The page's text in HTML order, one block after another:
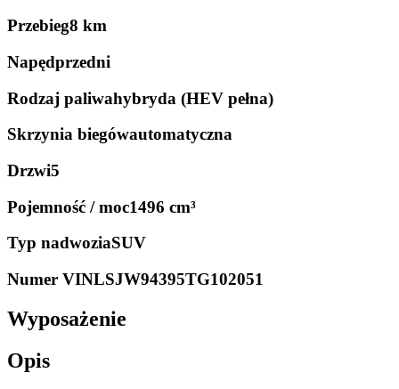
Przebieg8 km
Napędprzedni
Rodzaj paliwahybryda (HEV pełna)
Skrzynia biegówautomatyczna
Drzwi5
Pojemność / moc1496 cm³
Typ nadwoziaSUV
Numer VINLSJW94395TG102051
Wyposażenie
Opis